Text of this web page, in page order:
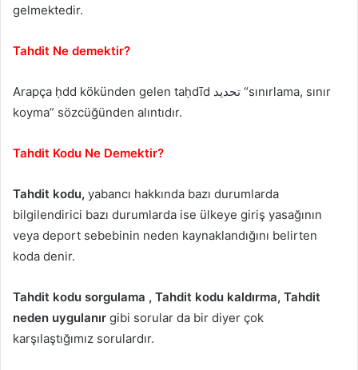
gelmektedir.
Tahdit Ne demektir?
Arapça ḥdd kökünden gelen taḥdīd تحديد “sınırlama, sınır
koyma” sözcüğünden alıntıdır.
Tahdit Kodu Ne Demektir?
Tahdit kodu, yabancı hakkında bazı durumlarda
bilgilendirici bazı durumlarda ise ülkeye giriş yasağının
veya deport sebebinin neden kaynaklandığını belirten
koda denir.
Tahdit kodu sorgulama , Tahdit kodu kaldırma, Tahdit
neden uygulanır gibi sorular da bir diyer çok
karşılaştığımız sorulardır.